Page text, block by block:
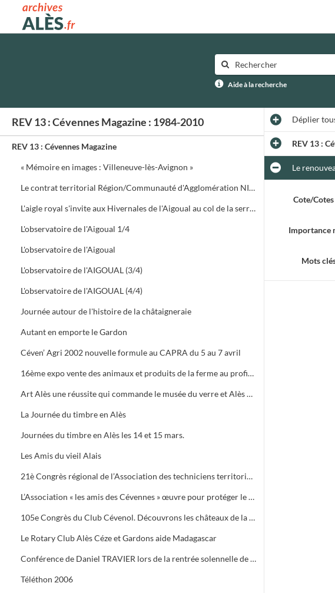
Archives municipales d'Alès
Aide à la recherche
REV 13 : Cévennes Magazine : 1984-2010
REV 13 : Cévennes Magazine
« Mémoire en images : Villeneuve-lès-Avignon »
Le contrat territorial Région/Communauté d'Agglomération NIMES Métropole
L'aigle royal s'invite aux Hivernales de l'Aigoual au col de la serreyrède. Programme de la journée
L'observatoire de l'Aigoual 1/4
L'observatoire de l'Aigoual
L'observatoire de l'AIGOUAL (3/4)
L'observatoire de l'AIGOUAL (4/4)
Journée autour de l'histoire de la châtaigneraie
Autant en emporte le Gardon
Céven’ Agri 2002 nouvelle formule au CAPRA du 5 au 7 avril
16ème expo vente des animaux et produits de la ferme au profit des orphelins des sapeurs-pompiers aux halles de Bruèges
Art Alès une réussite qui commande le musée du verre et Alès capitale des Cévennes, départ du chemin des verriers.
La Journée du timbre en Alès
Journées du timbre en Alès les 14 et 15 mars.
Les Amis du vieil Alais
21è Congrès régional de l’Association des techniciens territoriaux.
L’Association « les amis des Cévennes » œuvre pour protéger le patrimoine cévenol.
105e Congrès du Club Cévenol. Découvrons les châteaux de la Vaunage
Le Rotary Club Alès Céze et Gardons aide Madagascar
Conférence de Daniel TRAVIER lors de la rentrée solennelle de l'Académie Cévenole
Téléthon 2006
Déplier
REV 13 :
Le
Cote/
Importance
Mots